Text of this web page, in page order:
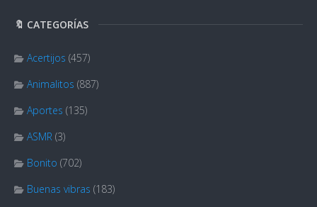
🔖 CATEGORÍAS
Acertijos (457)
Animalitos (887)
Aportes (135)
ASMR (3)
Bonito (702)
Buenas vibras (183)